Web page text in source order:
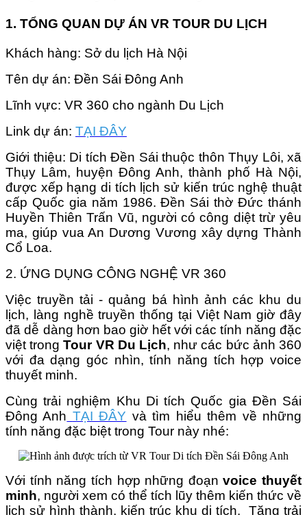
1. TỔNG QUAN DỰ ÁN VR TOUR DU LỊCH
Khách hàng: Sở du lịch Hà Nội
Tên dự án: Đền Sái Đông Anh
Lĩnh vực: VR 360 cho ngành Du Lịch
Link dự án: TẠI ĐÂY
Giới thiệu: Di tích Đền Sái thuộc thôn Thụy Lôi, xã
Thụy Lâm, huyện Đông Anh, thành phố Hà Nội,
được xếp hạng di tích lịch sử kiến trúc nghệ thuật
cấp Quốc gia năm 1986. Đền Sái thờ Đức thánh
Huyền Thiên Trấn Vũ, người có công diệt trừ yêu
ma, giúp vua An Dương Vương xây dựng Thành
Cổ Loa.
2. ỨNG DỤNG CÔNG NGHỆ VR 360
Việc truyền tải - quảng bá hình ảnh các khu du
lịch, làng nghề truyền thống tại Việt Nam giờ đây
đã dễ dàng hơn bao giờ hết với các tính năng đặc
việt trongTour VR Du Lịch, như các bức ảnh 360
với đa dạng góc nhìn, tính năng tích hợp voice
thuyết minh.
Cùng trải nghiệm Khu Di tích Quốc gia Đền Sái
Đông Anh TẠI ĐÂY và tìm hiểu thêm về những
tính năng đặc biệt trong Tour này nhé:
Với tính năng tích hợp những đoạnvoice thuyết
minh, người xem có thể tích lũy thêm kiến thức về
lịch sử hình thành, kiến trúc khu di tích. Tăng trải